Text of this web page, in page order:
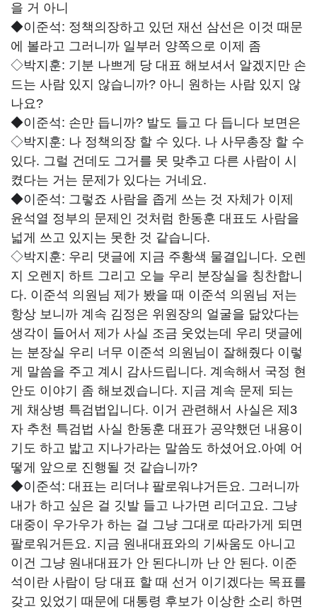
을 거 아니
◆이준석: 정책의장하고 있던 재선 삼선은 이것 때문
에 볼라고 그러니까 일부러 양쪽으로 이제 좀
◇박지훈: 기분 나쁘게 당 대표 해보셔서 알겠지만 손
드는 사람 있지 않습니까? 아니 원하는 사람 있지 않
나요?
◆이준석: 손만 듭니까? 발도 들고 다 듭니다 보면은
◇박지훈: 나 정책의장 할 수 있다. 나 사무총장 할 수
있다. 그럴 건데도 그거를 못 맞추고 다른 사람이 시
켰다는 거는 문제가 있다는 거네요.
◆이준석: 그렇죠 사람을 좁게 쓰는 것 자체가 이제
윤석열 정부의 문제인 것처럼 한동훈 대표도 사람을
넓게 쓰고 있지는 못한 것 같습니다.
◇박지훈: 우리 댓글에 지금 주황색 물결입니다. 오렌
지 오렌지 하트 그리고 오늘 우리 분장실을 칭찬합니
다. 이준석 의원님 제가 봤을 때 이준석 의원님 저는
항상 보니까 계속 김정은 위원장의 얼굴을 닮았다는
생각이 들어서 제가 사실 조금 웃었는데 우리 댓글에
는 분장실 우리 너무 이준석 의원님이 잘해줬다 이렇
게 말씀을 주고 계시 감사드립니다. 계속해서 국정 현
안도 이야기 좀 해보겠습니다. 지금 계속 문제 되는
게 채상병 특검법입니다. 이거 관련해서 사실은 제3
자 추천 특검법 사실 한동훈 대표가 공약했던 내용이
기도 하고 밟고 지나가라는 말씀도 하셨어요.아예 어
떻게 앞으로 진행될 것 같습니까?
◆이준석: 대표는 리더냐 팔로워냐거든요. 그러니까
내가 하고 싶은 걸 깃발 들고 나가면 리더고요. 그냥
대중이 우가우가 하는 걸 그냥 그대로 따라가게 되면
팔로워거든요. 지금 원내대표와의 기싸움도 아니고
이건 그냥 원내대표가 안 된다니까 난 안 된다. 이준
석이란 사람이 당 대표 할 때 선거 이기겠다는 목표를
갖고 있었기 때문에 대통령 후보가 이상한 소리 하면